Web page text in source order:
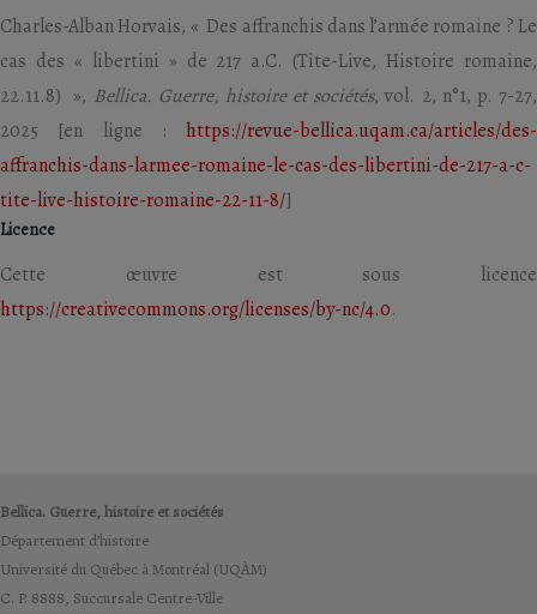
Charles-Alban Horvais, « Des affranchis dans l’armée romaine ? Le
cas des « libertini » de 217 a.C. (Tite-Live, Histoire romaine,
22.11.8) », Bellica. Guerre, histoire et sociétés, vol. 2, n°1, p. 7-27,
2025 [en ligne : https://revue-bellica.uqam.ca/articles/des-
affranchis-dans-larmee-romaine-le-cas-des-libertini-de-217-a-c-
tite-live-histoire-romaine-22-11-8/]
Licence
Cette œuvre est sous licence
https://creativecommons.org/licenses/by-nc/4.0.
Bellica. Guerre, histoire et sociétés
Département d’histoire
Université du Québec à Montréal (UQÀM)
C. P. 8888, Succursale Centre-Ville